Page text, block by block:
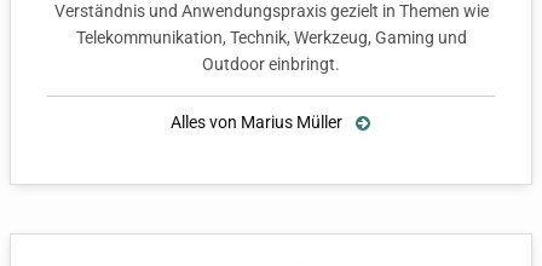
Verständnis und Anwendungspraxis gezielt in Themen wie
Telekommunikation, Technik, Werkzeug, Gaming und
Outdoor einbringt.
Alles von Marius Müller